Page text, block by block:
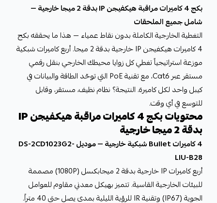
بكج 4 كاميرات مراقبة هيكفيجن IP بدقة 2 ميجا خارجية —
شامل جميع الملحقات
التغطية الخارجية الكاملة بدون نقاط عمياء — هذا ما يحققه بكج
4 كاميرات هيكفيجن IP خارجية بدقة 2 ميجا. أربع كاميرات شبكية
موزعة استراتيجياً تغطي كل زوايا محيطك الخارجي بنقل رقمي
مستقر عبر Cat6، مع تقنية PoE التي توحّد الطاقة والبيانات في
كيبل واحد لكل كاميرة. النتيجة؟ نظام نظيف، مستقر، وقابل
للتوسع في أي وقت.
محتويات بكج 4 كاميرات مراقبة هيكفيجن IP
بدقة 2 ميجا خارجية
4 كاميرات Bullet شبكية خارجية — موديل DS-2CD1023G2-
LIU-B28
أربع كاميرات IP خارجية بدقة 2 ميجابكسل (1080P) مصممة
للبيئات الخارجية القاسية. تتميز بهيكل معدني مقاوم للعوامل
الجوية (IP67) وتقنية IR للرؤية الليلية بمدى يصل حتى 40 متراً.